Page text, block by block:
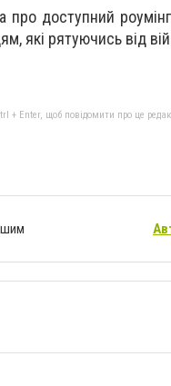
про доступний
які рятуючись від
+ Enter, щоб повідомити про це